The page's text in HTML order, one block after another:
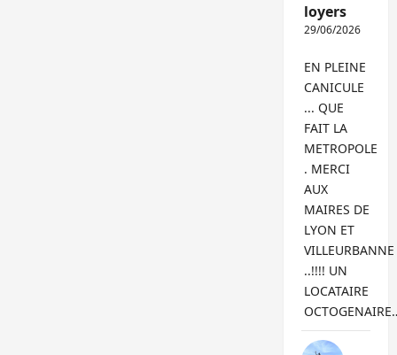
loyers
29/06/2026
EN PLEINE
CANICULE
... QUE
FAIT LA
METROPOLE
. MERCI
AUX
MAIRES DE
LYON ET
VILLEURBANNE
..!!!! UN
LOCATAIRE